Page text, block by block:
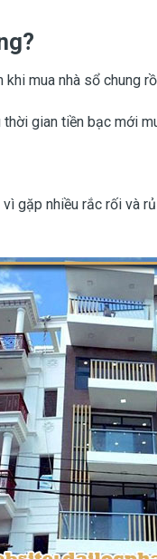
mua nhà sổ chung
thời gian tiền bạc mới
gặp nhiều rắc rối và